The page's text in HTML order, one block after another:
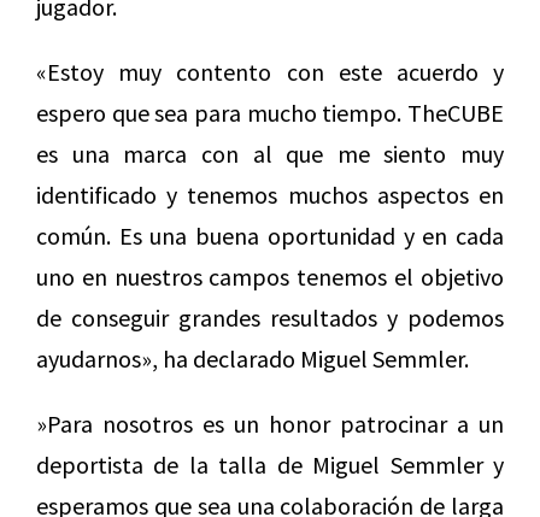
jugador.
«Estoy muy contento con este acuerdo y
espero que sea para mucho tiempo. TheCUBE
es una marca con al que me siento muy
identificado y tenemos muchos aspectos en
común. Es una buena oportunidad y en cada
uno en nuestros campos tenemos el objetivo
de conseguir grandes resultados y podemos
ayudarnos», ha declarado Miguel Semmler.
»Para nosotros es un honor patrocinar a un
deportista de la talla de Miguel Semmler y
esperamos que sea una colaboración de larga